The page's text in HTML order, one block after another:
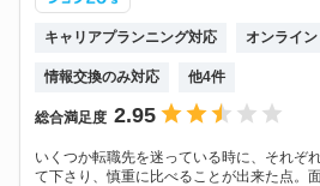
キャリアプランニング対応 オンライ
情報交換のみ対応 他4件
総合満足度 2.95
いくつか転職先を迷っている時に、それぞ
て下さり、慎重に比べることが出来た点。